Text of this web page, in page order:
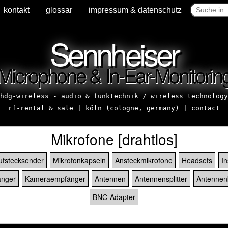
kontakt glossar impressum & datenschutz
Sennheiser
& In-Ear-
hdg-wireless - audio & funktechnik / wireless technology
rf-rental & sale | köln (cologne, germany) | contact
Mikrofone [drahtlos]
Mikrofonkapseln Ansteckmikrofone Headsets
Kameraempfänger Antennen Antennensplitter
BNC-Adapter